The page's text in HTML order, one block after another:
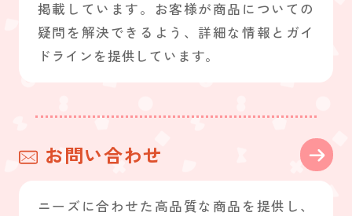
掲載しています。お客様が商品についての
疑問を解決できるよう、詳細な情報とガイ
ドラインを提供しています。
お問い合わせ
ニーズに合わせた高品質な商品を提供し、